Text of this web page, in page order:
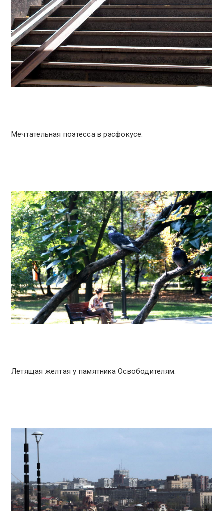
Мечтательная поэтесса в расфокусе:
Летящая желтая у памятника Освободителям: